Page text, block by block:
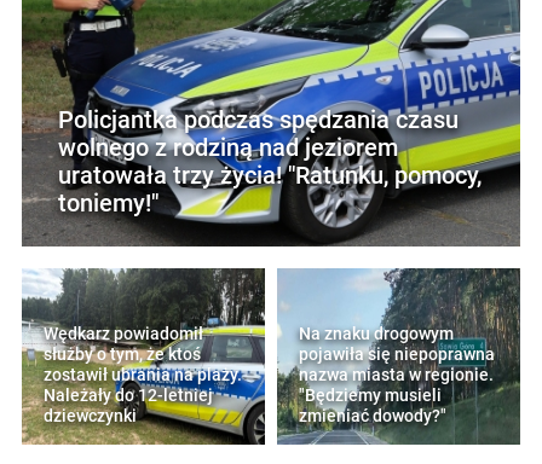
Policjantka podczas spędzania czasu
wolnego z rodziną nad jeziorem
uratowała trzy życia! "Ratunku, pomocy,
toniemy!"
Wędkarz powiadomił
służby o tym, że ktoś
zostawił ubrania na plaży.
Należały do 12-letniej
dziewczynki
Na znaku drogowym
pojawiła się niepoprawna
nazwa miasta w regionie.
"Będziemy musieli
zmieniać dowody?"